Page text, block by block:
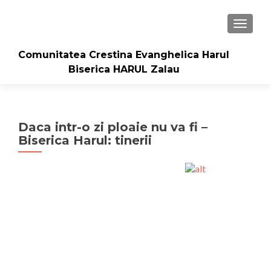
Comunitatea Crestina Evanghelica Harul
Biserica HARUL Zalau
Daca intr-o zi ploaie nu va fi –
Biserica Harul: tinerii